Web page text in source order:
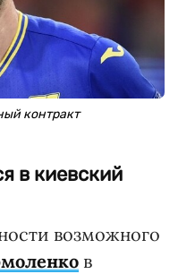
контракт
в киевский
возможного
в